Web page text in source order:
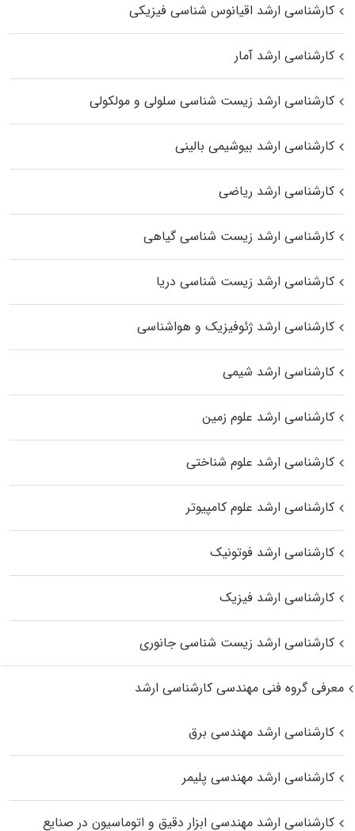
کارشناسی ارشد اقیانوس‌ شناسی فیزیکی
کارشناسی ارشد آمار
کارشناسی ارشد زیست شناسی سلولی و مولکولی
کارشناسی ارشد بیوشیمی بالینی
کارشناسی ارشد ریاضی
کارشناسی ارشد زیست‌ شناسی گیاهی
کارشناسی ارشد زیست‌ شناسی دریا
کارشناسی ارشد ژئوفیزیک و هواشناسی
کارشناسی ارشد شیمی
کارشناسی ارشد علوم زمین
کارشناسی ارشد علوم شناختی
کارشناسی ارشد علوم کامپیوتر
کارشناسی ارشد فوتونیک
کارشناسی ارشد فیزیک
کارشناسی ارشد زیست‌ شناسی جانوری
معرفی گروه فنی مهندسی کارشناسی ارشد
کارشناسی ارشد مهندسی برق
کارشناسی ارشد مهندسی پلیمر
کارشناسی ارشد مهندسی ابزار دقیق و اتوماسیون در صنایع